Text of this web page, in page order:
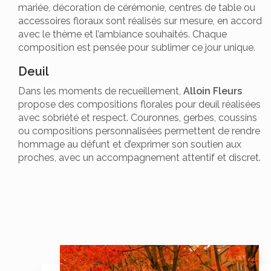
mariée, décoration de cérémonie, centres de table ou
accessoires floraux sont réalisés sur mesure, en accord
avec le thème et l’ambiance souhaités. Chaque
composition est pensée pour sublimer ce jour unique.
Deuil
Dans les moments de recueillement, Alloin Fleurs
propose des compositions florales pour deuil réalisées
avec sobriété et respect. Couronnes, gerbes, coussins
ou compositions personnalisées permettent de rendre
hommage au défunt et d’exprimer son soutien aux
proches, avec un accompagnement attentif et discret.